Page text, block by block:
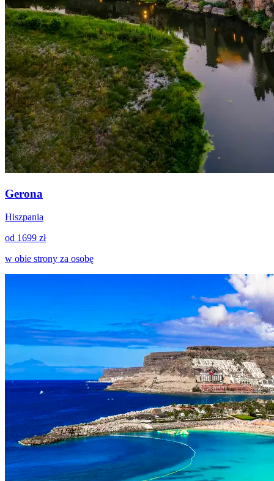
Gerona
Hiszpania
od 1699 zł
w obie strony za osobę